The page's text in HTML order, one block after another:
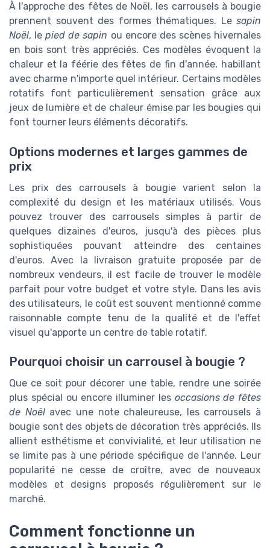
À l'approche des fêtes de Noël, les carrousels à bougie
prennent souvent des formes thématiques. Le sapin
Noël, lepied de sapin ou encore des scènes hivernales
en bois sont très appréciés. Ces modèles évoquent la
chaleur et la féérie des fêtes de fin d'année, habillant
avec charme n'importe quel intérieur. Certains modèles
rotatifs font particulièrement sensation grâce aux
jeux de lumière et de chaleur émise par les bougies qui
font tourner leurs éléments décoratifs.
Options modernes et larges gammes de
prix
Les prix des carrousels à bougie varient selon la
complexité du design et les matériaux utilisés. Vous
pouvez trouver des carrousels simples à partir de
quelques dizaines d'euros, jusqu'à des pièces plus
sophistiquées pouvant atteindre des centaines
d'euros. Avec la livraison gratuite proposée par de
nombreux vendeurs, il est facile de trouver le modèle
parfait pour votre budget et votre style. Dans les avis
des utilisateurs, le coût est souvent mentionné comme
raisonnable compte tenu de la qualité et de l'effet
visuel qu'apporte un centre de table rotatif.
Pourquoi choisir un carrousel à bougie ?
Que ce soit pour décorer une table, rendre une soirée
plus spécial ou encore illuminer les occasions de fêtes
de Noëlavec une note chaleureuse, les carrousels à
bougie sont des objets de décoration très appréciés. Ils
allient esthétisme et convivialité, et leur utilisation ne
se limite pas à une période spécifique de l'année. Leur
popularité ne cesse de croître, avec de nouveaux
modèles et designs proposés régulièrement sur le
marché.
Comment fonctionne un